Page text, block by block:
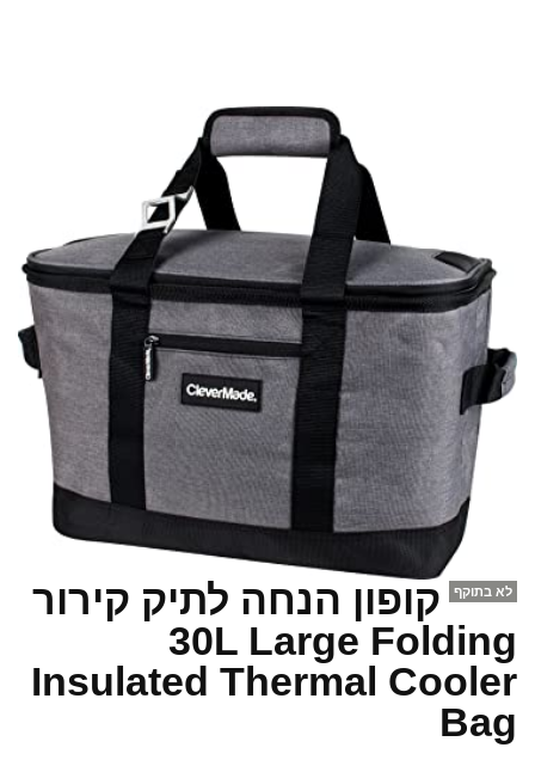
לא בתוקף
קופון הנחה לתיק קירור
30L Large Folding
Insulated Thermal Cooler
Bag